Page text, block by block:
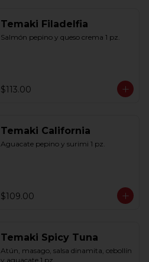
Temaki Filadelfia
Salmón pepino y queso crema 1 pz.
$113.00
Temaki California
Aguacate pepino y surimi 1 pz.
$109.00
Temaki Spicy Tuna
Atún, masago, salsa dinamita, cebollín
y aguacate 1 pz.